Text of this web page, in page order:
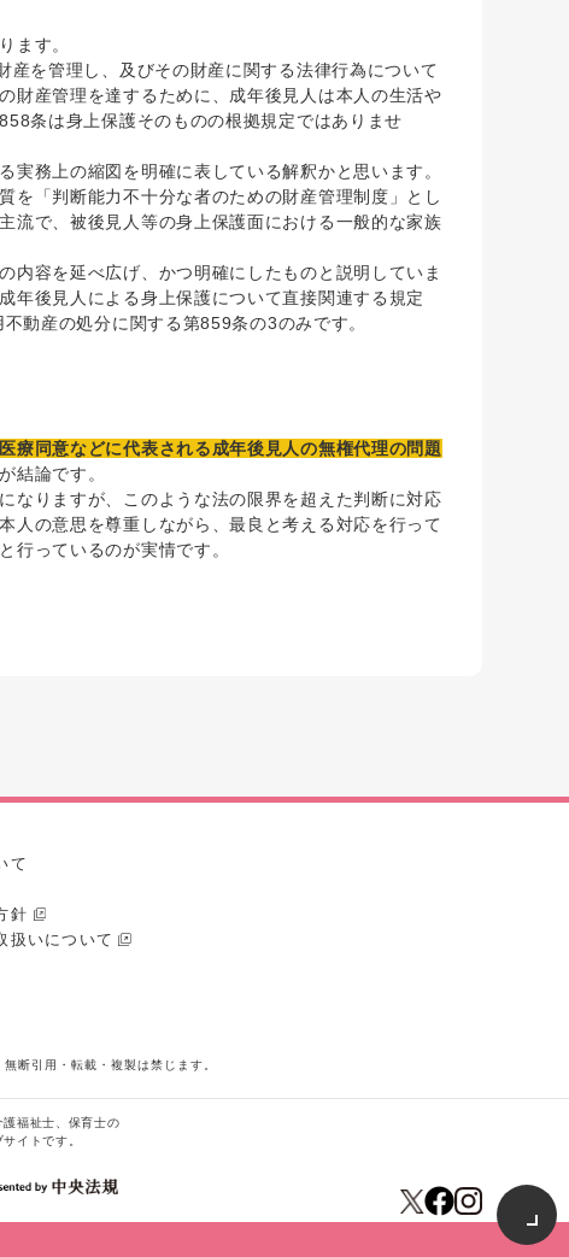
ます。
を管理し、及びその財産に関する法律行為について
財産管理を達するために、成年後見人は本人の生活や
条は身上保護そのものの根拠規定ではありませ
務上の縮図を明確に表している解釈かと思います。
を「判断能力不十分な者のための財産管理制度」とし
流で、被後見人等の身上保護面における一般的な家族
容を延べ広げ、かつ明確にしたものと説明していま
年後見人による身上保護について直接関連する規定
動産の処分に関する第859条の3のみです。
療同意などに代表される成年後見人の無権代理の問題
結論です。
りますが、このような法の限界を超えた判断に対応
人の意思を尊重しながら、最良と考える対応を行って
行っているのが実情です。
て
針
扱いについて
断引用・転載・複製は禁じます。
福祉士、保育士の
イトです。